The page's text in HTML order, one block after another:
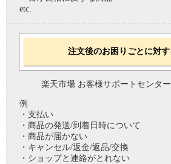
etc.
注文後のお困りごとに対
楽天市場 お客様サポートセンター
例
・支払い
・商品の発送/到着日時について
・商品が届かない
・キャンセル/返金/返品/交換
・ショップと連絡がとれない